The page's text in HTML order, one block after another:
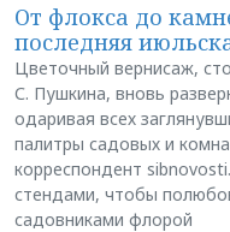
От флокса до
последняя
Цветочный вернисаж,
С. Пушкина, вновь
одаривая всех
палитры садовых и
корреспондент
стендами, чтобы
садовниками флорой